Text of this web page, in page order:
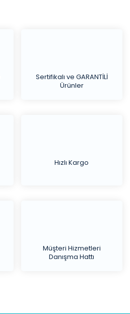
Sertifikalı ve GARANTİLİ
Ürünler
Hızlı Kargo
Müşteri Hizmetleri
Danışma Hattı